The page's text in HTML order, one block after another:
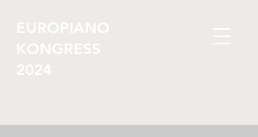
EUROPIANO
KONGRESS
2024